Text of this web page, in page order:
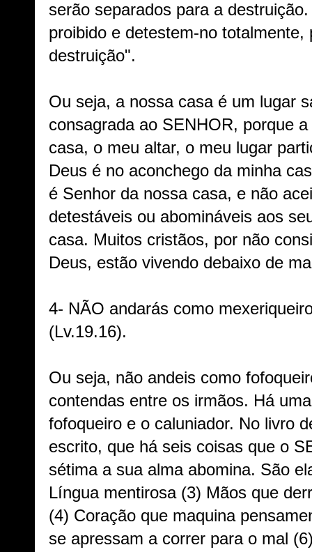
serão separados para a
proibido e detestem-no
destruição".
Ou seja, a nossa casa é um lugar
consagrada ao SENHOR, porque
casa, o meu altar, o meu lugar
Deus é no aconchego da minha
é Senhor da nossa casa, e não
detestáveis ou abomináveis aos
casa. Muitos cristãos, por não
Deus, estão vivendo debaixo de
4- NÃO andarás como
(Lv.19.16).
Ou seja, não andeis como
contendas entre os irmãos. Há
fofoqueiro e o caluniador. No livro
escrito, que há seis coisas que o
sétima a sua alma abomina. São
Língua mentirosa (3) Mãos que
(4) Coração que maquina
se apressam a correr para o mal